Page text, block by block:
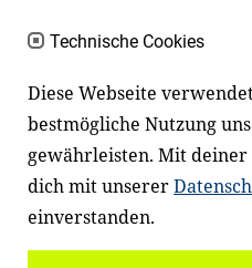
an Familien sowie an
Fachexpert*innen.
mit Ministerien,
Einrichtungen,
und anderen
Technische Cookies
Diese Webseite
bestmögliche Nutzung
gewährleisten. Mit
dich mit unserer
einverstanden.